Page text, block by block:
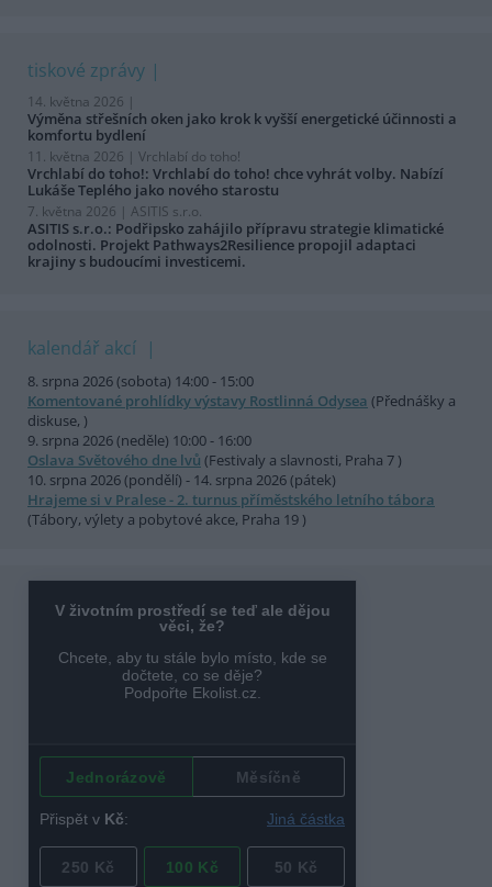
tiskové zprávy
14. května 2026 |
Výměna střešních oken jako krok k vyšší energetické účinnosti a
komfortu bydlení
11. května 2026 | Vrchlabí do toho!
Vrchlabí do toho!: Vrchlabí do toho! chce vyhrát volby. Nabízí
Lukáše Teplého jako nového starostu
7. května 2026 | ASITIS s.r.o.
ASITIS s.r.o.: Podřipsko zahájilo přípravu strategie klimatické
odolnosti. Projekt Pathways2Resilience propojil adaptaci
krajiny s budoucími investicemi.
kalendář akcí
8. srpna 2026 (sobota) 14:00 - 15:00
Komentované prohlídky výstavy Rostlinná Odysea (Přednášky a
diskuse, )
9. srpna 2026 (neděle) 10:00 - 16:00
Oslava Světového dne lvů (Festivaly a slavnosti, Praha 7 )
10. srpna 2026 (pondělí) - 14. srpna 2026 (pátek)
Hrajeme si v Pralese - 2. turnus příměstského letního tábora
(Tábory, výlety a pobytové akce, Praha 19 )